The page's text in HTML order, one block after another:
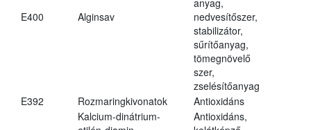
E400 Alginsav
nedvesítőszer,
stabilizátor,
sűrítőanyag,
tömegnövelő
szer,
zselésítőanyag
E392
Rozmaringkivonatok Antioxidáns
Kalcium-dinátrium-
Antioxidáns,